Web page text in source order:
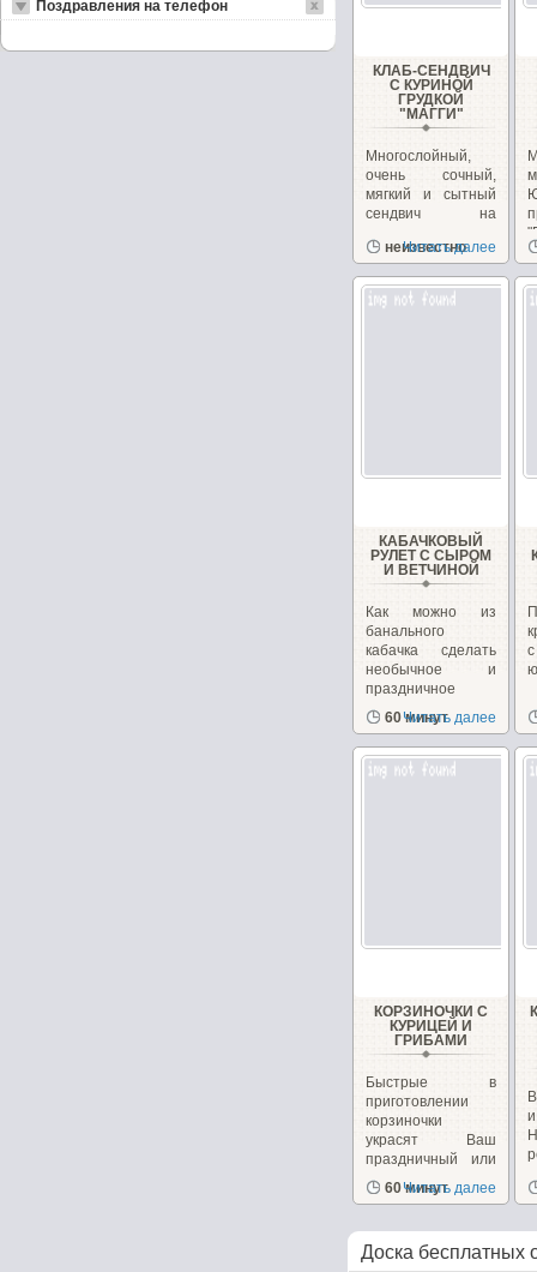
КЛАБ-СЕНДВИЧ
С КУРИНОЙ
ГРУДКОЙ
"МАГГИ"
Многослойный,
очень сочный,
мягкий и сытный
сендвич на
закуску!...
неизвестно
Читать далее
КАБАЧКОВЫЙ
РУЛЕТ С СЫРОМ
И ВЕТЧИНОЙ
Как можно из
банального
кабачка сделать
необычное и
праздничное
блюдо. Взяв...
60 минут
Читать далее
КОРЗИНОЧКИ С
КУРИЦЕЙ И
ГРИБАМИ
Быстрые в
приготовлении
корзиночки
украсят Ваш
праздничный или
повседневный...
60 минут
Читать далее
Доска бесплатных
Поздравления на телефон